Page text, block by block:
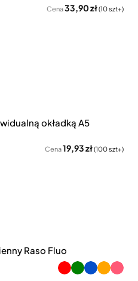
Cena33,90 zł(10 szt+)
okładką A5
Cena19,93 zł(100 szt+)
Raso Fluo